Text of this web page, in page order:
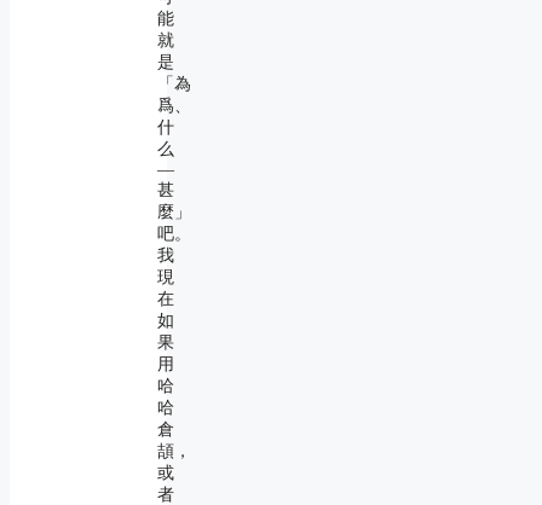
能
就
是
「為
爲、
什
么
―
甚
麼」
吧。
我
現
在
如
果
用
哈
哈
倉
頡，
或
者